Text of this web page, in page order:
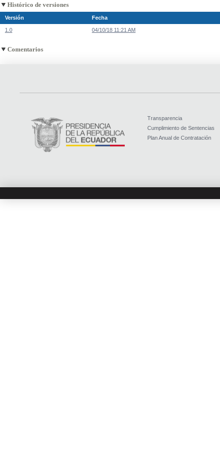
Histórico de versiones
Versión Fecha
1.0 04/10/18 11:21 AM
Comentarios
Transparencia
Cumplimiento de Sentencias
Plan Anual de Contratación